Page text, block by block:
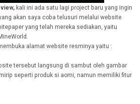
kali ini ada satu lagi project baru yang ingin
akan saya coba telusuri melalui website
yang telah mereka sediakan, yaitu
alamat website resminya yaitu :
tersebut langsung di sambut oleh gambar
seperti produk si aomi, namun memiliki fitur